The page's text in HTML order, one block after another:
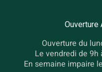
Ouverture
Ouverture du
Le vendredi de 9h
En semaine impaire